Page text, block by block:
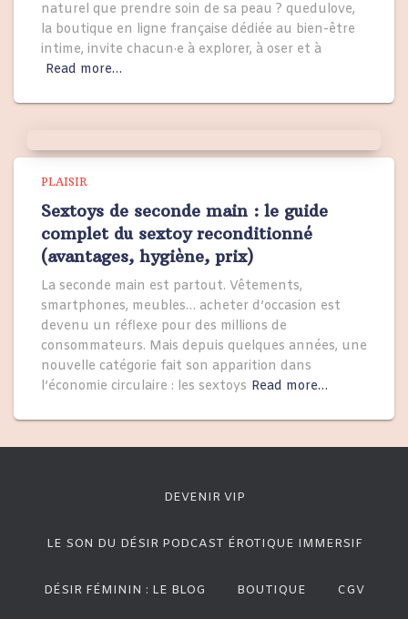
naturel que prendre soin de sa peau ? quedulove,
la boutique en ligne française dédiée au bien-être
intime, invite chacun·e à explorer, à oser et à
Read more…
PLAISIR
Sextoys de seconde main : le guide
complet du sextoy reconditionné
(avantages, hygiène, prix)
La seconde main est partout. Vêtements,
smartphones, meubles… acheter d’occasion est
devenu un réflexe pour des millions de
consommateurs. Mais depuis quelques années, une
nouvelle catégorie fait son apparition dans
l’économie circulaire : les sextoys Read more…
DEVENIR VIP
LE SON DU DÉSIR PODCAST ÉROTIQUE IMMERSIF
DÉSIR FÉMININ : LE BLOG BOUTIQUE CGV